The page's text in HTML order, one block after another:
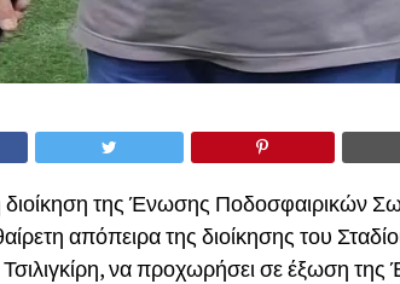
της Ένωσης Ποδοσφαιρικών
απόπειρα της διοίκησης του
να προχωρήσει σε έξωση